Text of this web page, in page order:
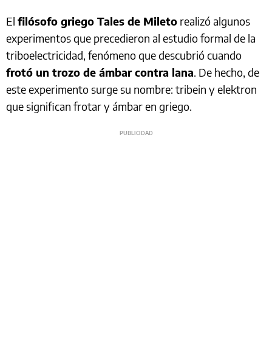
El filósofo griego Tales de Mileto realizó algunos
experimentos que precedieron al estudio formal de la
triboelectricidad, fenómeno que descubrió cuando
frotó un trozo de ámbar contra lana. De hecho, de
este experimento surge su nombre: tribein y elektron
que significan frotar y ámbar en griego.